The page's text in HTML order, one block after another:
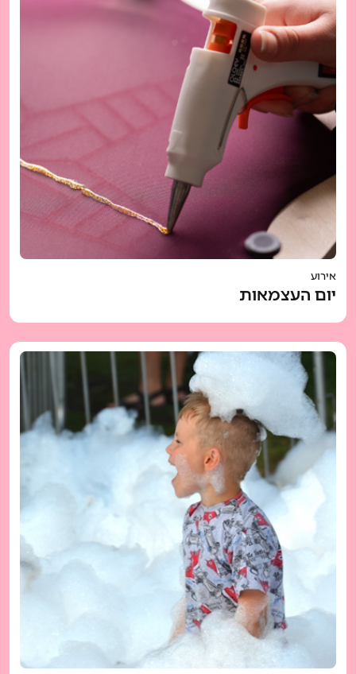
אירוע
יום העצמאות